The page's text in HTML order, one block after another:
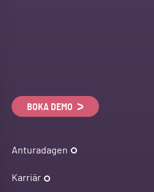
BOKA DEMO
Anturadagen
Karriär